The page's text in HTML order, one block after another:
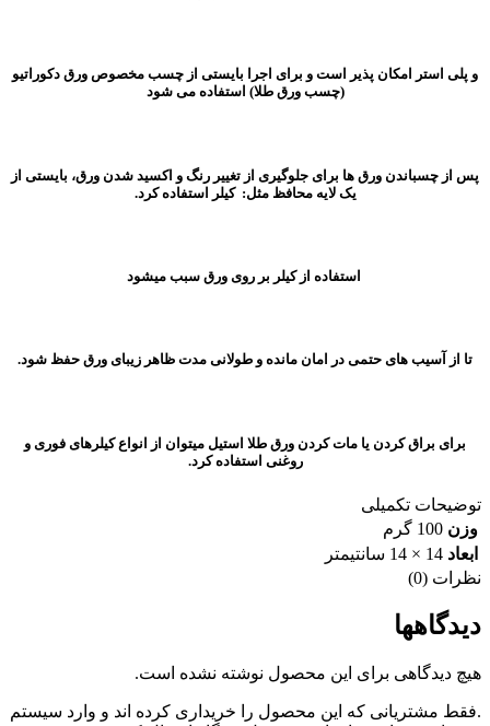
و پلی استر امکان پذیر است و برای اجرا بایستی از چسب مخصوص ورق دکوراتیو
(چسب ورق طلا) استفاده می شود
پس از چسباندن ورق ها برای جلوگیری از تغییر رنگ و اکسید شدن ورق، بایستی از
یک لایه محافظ مثل: کیلر استفاده کرد.
استفاده از کیلر بر روی ورق سبب میشود
تا از آسیب های حتمی در امان مانده و طولانی مدت ظاهر زیبای ورق حفظ شود.
برای براق کردن یا مات کردن ورق طلا استیل میتوان از انواع کیلرهای فوری و
روغنی استفاده کرد.
توضیحات تکمیلی
وزن 100 گرم
ابعاد 14 × 14 سانتیمتر
نظرات (0)
دیدگاهها
هیچ دیدگاهی برای این محصول نوشته نشده است.
.فقط مشتریانی که این محصول را خریداری کرده اند و وارد سیستم